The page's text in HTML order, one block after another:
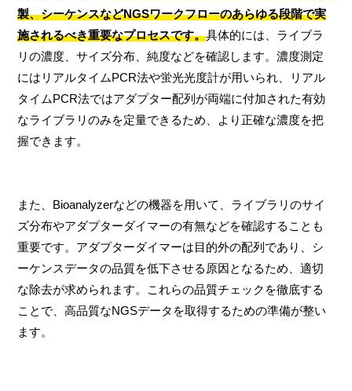
製、シーケンスなどNGSワークフローのあらゆる段階で実
施されるべき重要なプロセスです。具体的には、ライブラ
リの濃度、サイズ分布、純度などを確認します。濃度測定
にはリアルタイムPCR法や蛍光光度計が用いられ、リアル
タイムPCR法ではアダプター配列が両端に付加された有効
なライブラリのみを定量できるため、より正確な濃度を把
握できます。
また、Bioanalyzerなどの機器を用いて、ライブラリのサイ
ズ分布やアダプターダイマーの有無などを確認することも
重要です。アダプターダイマーは目的外の配列であり、シ
ーケンスデータの品質を低下させる原因となるため、適切
な除去が求められます。これらの品質チェックを徹底する
ことで、高品質なNGSデータを取得するための準備が整い
ます。